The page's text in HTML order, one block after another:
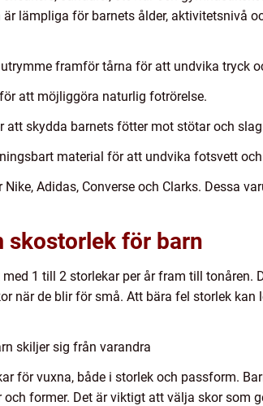
lämpliga för barnets ålder, aktivitetsnivå
framför tårna för att undvika tryck
att möjliggöra naturlig fotrörelse.
skydda barnets fötter mot stötar och
material för att undvika fotsvett
Adidas, Converse och Clarks. Dessa
skostorlek för barn
1 till 2 storlekar per år fram till tonåren.
när de blir för små. Att bära fel storlek kan
skiljer sig från varandra
för vuxna, både i storlek och passform.
former. Det är viktigt att välja skor som